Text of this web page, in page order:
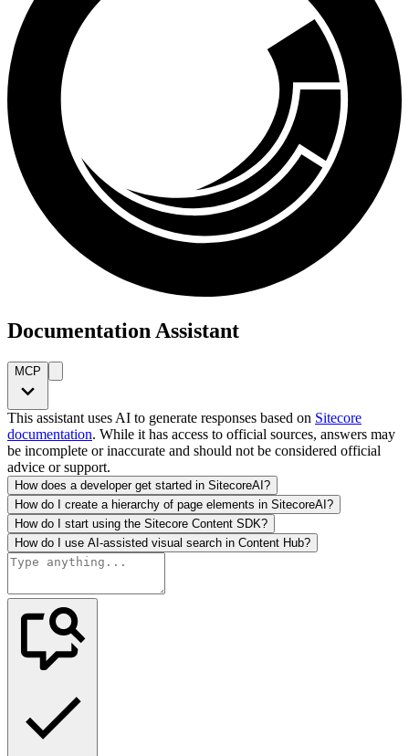
Documentation Assistant
MCP
This assistant uses AI to generate responses based on Sitecore
documentation. While it has access to official sources, answers may
be incomplete or inaccurate and should not be considered official
advice or support.
How does a developer get started in SitecoreAI?
How do I create a hierarchy of page elements in SitecoreAI?
How do I start using the Sitecore Content SDK?
How do I use AI-assisted visual search in Content Hub?